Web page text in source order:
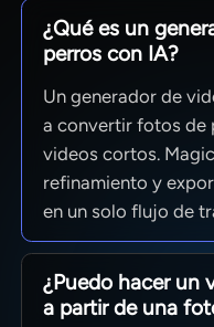
¿Qué es un
perros con IA?
Un generador de
a convertir fotos de
videos cortos.
refinamiento y
en un solo flujo de
¿Puedo hacer un
a partir de una